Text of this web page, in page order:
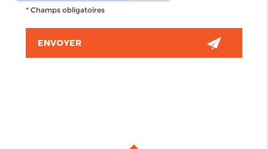
* Champs obligatoires